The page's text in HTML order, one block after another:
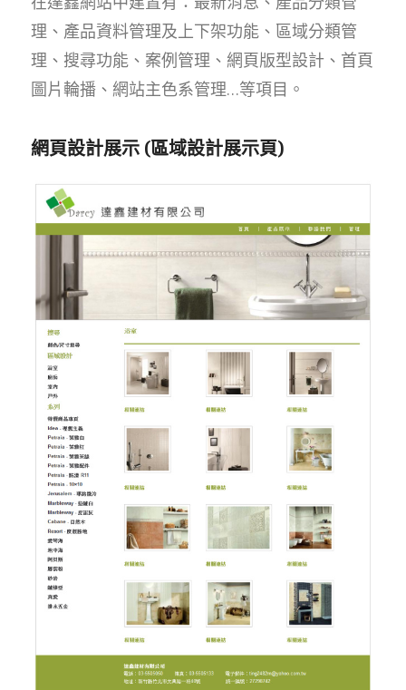
理、產品資料管理及上下架功能、區域分類管
理、搜尋功能、案例管理、網頁版型設計、首頁
圖片輪播、網站主色系管理…等項目。
網頁設計展示 (區域設計展示頁)